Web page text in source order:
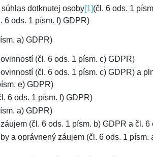
dotknutej osoby[1](čl. 6 ods. 1
6 ods. 1 písm. f) GDPR)
a) GDPR)
(čl. 6 ods. 1 písm. c) GDPR)
(čl. 6 ods. 1 písm. c) GDPR) a
e) GDPR)
6 ods. 1 písm. f) GDPR)
a) GDPR)
(čl. 6 ods. 1 písm. b) GDPR a čl. 6
a oprávnený záujem (čl. 6 ods. 1 písm.